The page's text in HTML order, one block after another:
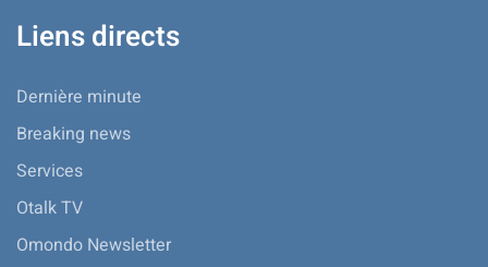
Liens directs
Dernière minute
Breaking news
Services
Otalk TV
Omondo Newsletter